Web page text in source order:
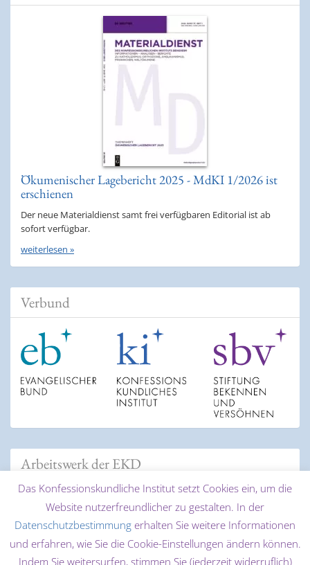
Ökumenischer Lagebericht 2025 - MdKI 1/2026 ist
erschienen
Der neue Materialdienst samt frei verfügbaren Editorial ist ab
sofort verfügbar.
weiterlesen »
Verbund
Arbeitswerk der EKD
Das Konfessionskundliche Institut setzt Cookies ein, um die
Website nutzerfreundlicher zu gestalten. In der
Datenschutzbestimmung erhalten Sie weitere Informationen
und erfahren, wie Sie die Cookie-Einstellungen ändern können.
Indem Sie weitersurfen, stimmen Sie (jederzeit widerruflich)